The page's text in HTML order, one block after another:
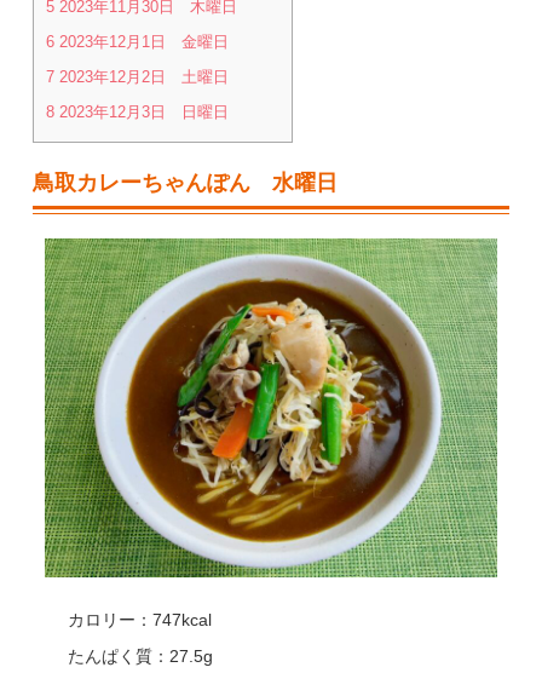
5 2023年11月30日 木曜日
6 2023年12月1日 金曜日
7 2023年12月2日 土曜日
8 2023年12月3日 日曜日
鳥取カレーちゃんぽん 水曜日
カロリー：747kcal
たんぱく質：27.5g